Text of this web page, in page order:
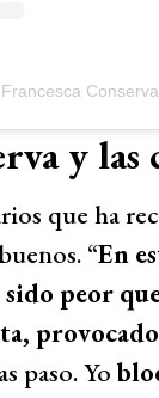
y
que ha
“En
peor
paso. Yo